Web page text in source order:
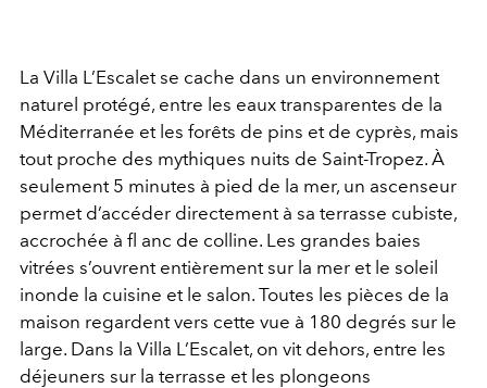
La Villa L’Escalet se cache dans un environnement
naturel protégé, entre les eaux transparentes de la
Méditerranée et les forêts de pins et de cyprès, mais
tout proche des mythiques nuits de Saint-Tropez. À
seulement 5 minutes à pied de la mer, un ascenseur
permet d’accéder directement à sa terrasse cubiste,
accrochée à fl anc de colline. Les grandes baies
vitrées s’ouvrent entièrement sur la mer et le soleil
inonde la cuisine et le salon. Toutes les pièces de la
maison regardent vers cette vue à 180 degrés sur le
large. Dans la Villa L’Escalet, on vit dehors, entre les
déjeuners sur la terrasse et les plongeons